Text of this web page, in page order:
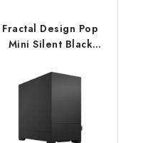
Fractal Design Pop
Mini Silent Black
Čierna FD-C-POS1M-01